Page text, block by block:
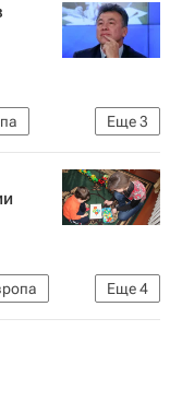
Еще3
Еще4
Московский городской психолого-педагогический университет